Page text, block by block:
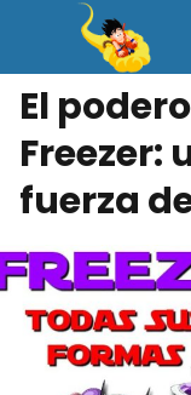
El
Freezer:
fuerza